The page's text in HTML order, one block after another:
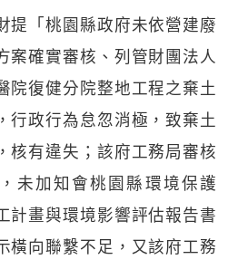
提「桃園縣政府未依營建廢
案確實審核、列管財團法人
院復健分院整地工程之棄土
行政行為怠忽消極，致棄土
核有違失；該府工務局審核
未加知會桃園縣環境保護
計畫與環境影響評估報告書
橫向聯繫不足，又該府工務